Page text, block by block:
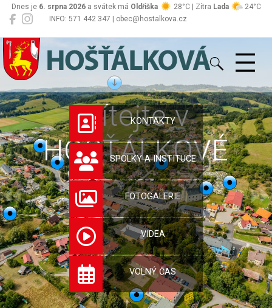
INFO: 571 442 347 | obec@hostalkova.cz
Dnes je 6. srpna 2026a svátek má Oldřiška 28°C | Zítra Lada 24°C
Hošťálková
Vítejte v
HOŠŤÁLKOVÉ
KONTAKTY
SPOLKY A INSTITUCE
FOTOGALERIE
VIDEA
VOLNÝ ČAS